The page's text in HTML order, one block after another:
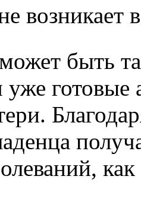
возникает
быть
готовые